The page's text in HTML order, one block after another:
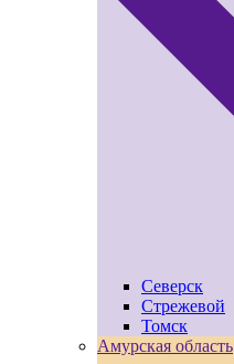
Северск
Стрежевой
Томск
Амурская область